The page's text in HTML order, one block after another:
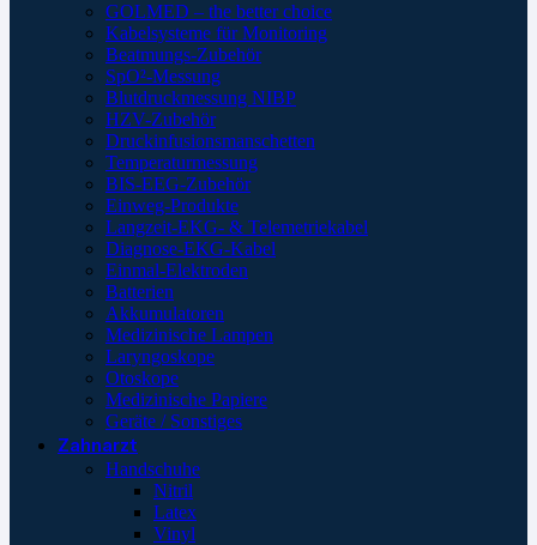
GOLMED – the better choice
Kabelsysteme für Monitoring
Beatmungs-Zubehör
SpO²-Messung
Blutdruckmessung NIBP
HZV-Zubehör
Druckinfusionsmanschetten
Temperaturmessung
BIS-EEG-Zubehör
Einweg-Produkte
Langzeit-EKG- & Telemetriekabel
Diagnose-EKG-Kabel
Einmal-Elektroden
Batterien
Akkumulatoren
Medizinische Lampen
Laryngoskope
Otoskope
Medizinische Papiere
Geräte / Sonstiges
Zahnarzt
Handschuhe
Nitril
Latex
Vinyl